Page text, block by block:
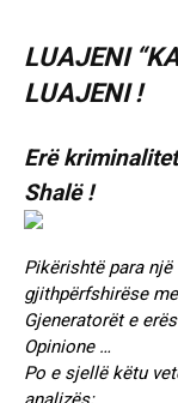
LUAJENI
LUAJENI !
Erë
Shalë !
Pikërishtë para
gjithpërfshirëse
Gjeneratorët e
Opinione …
Po e sjellë këtu